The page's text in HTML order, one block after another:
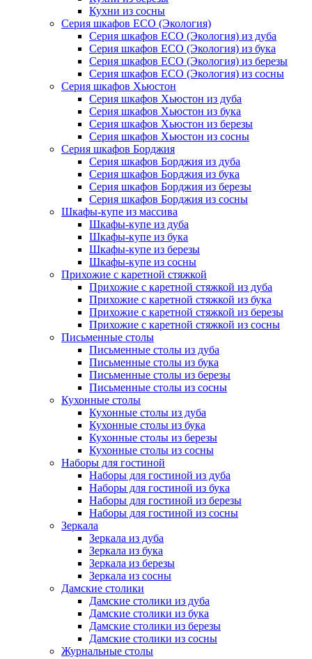
Кухни из сосны
Серия шкафов ECO (Экология)
Серия шкафов ECO (Экология) из дуба
Серия шкафов ECO (Экология) из бука
Серия шкафов ECO (Экология) из березы
Серия шкафов ECO (Экология) из сосны
Серия шкафов Хьюстон
Серия шкафов Хьюстон из дуба
Серия шкафов Хьюстон из бука
Серия шкафов Хьюстон из березы
Серия шкафов Хьюстон из сосны
Серия шкафов Борджия
Серия шкафов Борджия из дуба
Серия шкафов Борджия из бука
Серия шкафов Борджия из березы
Серия шкафов Борджия из сосны
Шкафы-купе из массива
Шкафы-купе из дуба
Шкафы-купе из бука
Шкафы-купе из березы
Шкафы-купе из сосны
Прихожие с каретной стяжкой
Прихожие с каретной стяжкой из дуба
Прихожие с каретной стяжкой из бука
Прихожие с каретной стяжкой из березы
Прихожие с каретной стяжкой из сосны
Письменные столы
Письменные столы из дуба
Письменные столы из бука
Письменные столы из березы
Письменные столы из сосны
Кухонные столы
Кухонные столы из дуба
Кухонные столы из бука
Кухонные столы из березы
Кухонные столы из сосны
Наборы для гостиной
Наборы для гостиной из дуба
Наборы для гостиной из бука
Наборы для гостиной из березы
Наборы для гостиной из сосны
Зеркала
Зеркала из дуба
Зеркала из бука
Зеркала из березы
Зеркала из сосны
Дамские столики
Дамские столики из дуба
Дамские столики из бука
Дамские столики из березы
Дамские столики из сосны
Журнальные столы